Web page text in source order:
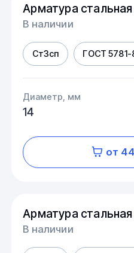
Арматура стальная
В наличии
Ст3сп ГОСТ 5781-
Диаметр, мм
14
от
Арматура стальная
В наличии